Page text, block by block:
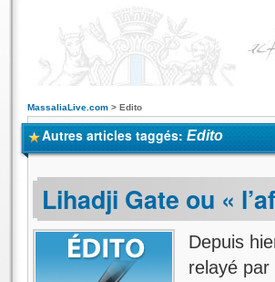
MassaliaLive.com > Edito
Autres articles taggés: Edito
Lihadji Gate ou «
Depuis
relayé par